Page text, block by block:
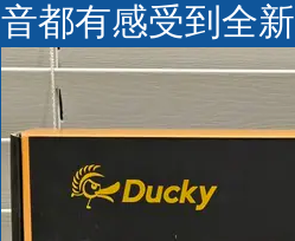
音都有感受到全